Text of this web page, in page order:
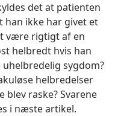
det at patienten
ikke har givet et
være rigtigt af en
helbredt hvis han
sygdom?
helbredelser
blev raske? Svarene
i næste artikel.